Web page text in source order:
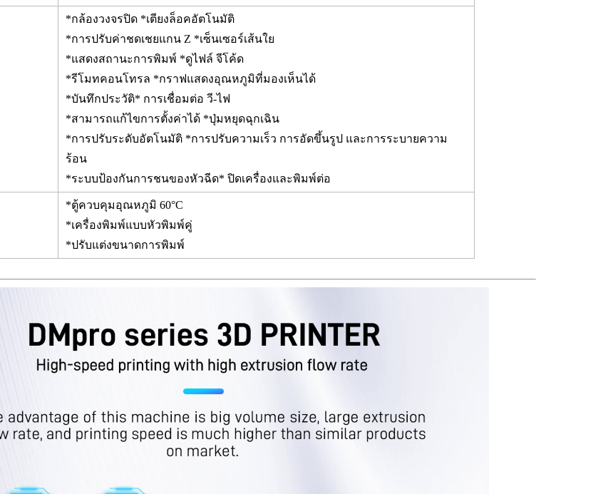
*กล้องวงจรปิด *เตียงล็อคอัตโนมัติ
*การปรับค่าชดเชยแกน Z *เซ็นเซอร์เส้นใย
*แสดงสถานะการพิมพ์ *ดูไฟล์ จีโค้ด
*รีโมทคอนโทรล *กราฟแสดงอุณหภูมิที่มองเห็นได้
*บันทึกประวัติ* การเชื่อมต่อ วี-ไฟ
*สามารถแก้ไขการตั้งค่าได้ *ปุ่มหยุดฉุกเฉิน
*การปรับระดับอัตโนมัติ *การปรับความเร็ว การอัดขึ้นรูป และการระบายความ
ร้อน
*ระบบป้องกันการชนของหัวฉีด* ปิดเครื่องและพิมพ์ต่อ
*ตู้ควบคุมอุณหภูมิ 60°C
*เครื่องพิมพ์แบบหัวพิมพ์คู่
*ปรับแต่งขนาดการพิมพ์